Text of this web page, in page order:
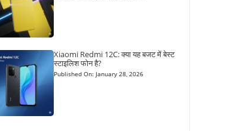
Xiaomi Redmi 12C: क्या यह बजट में बेस्ट
स्टाइलिश फोन है?
Published On: January 28, 2026